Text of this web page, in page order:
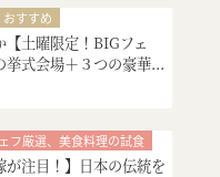
おすすめ
すめフェア
、美食料理の試食
特別限定プレゼント付
ネート
土曜限定！BIGフェ
挙式会場＋３つの豪華...
フ厳選、美食料理の試食
ツ試食
神殿挙式
が注目！】日本の伝統を